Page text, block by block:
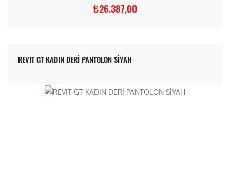
₺26.387,00
REVIT GT KADIN DERİ PANTOLON SİYAH